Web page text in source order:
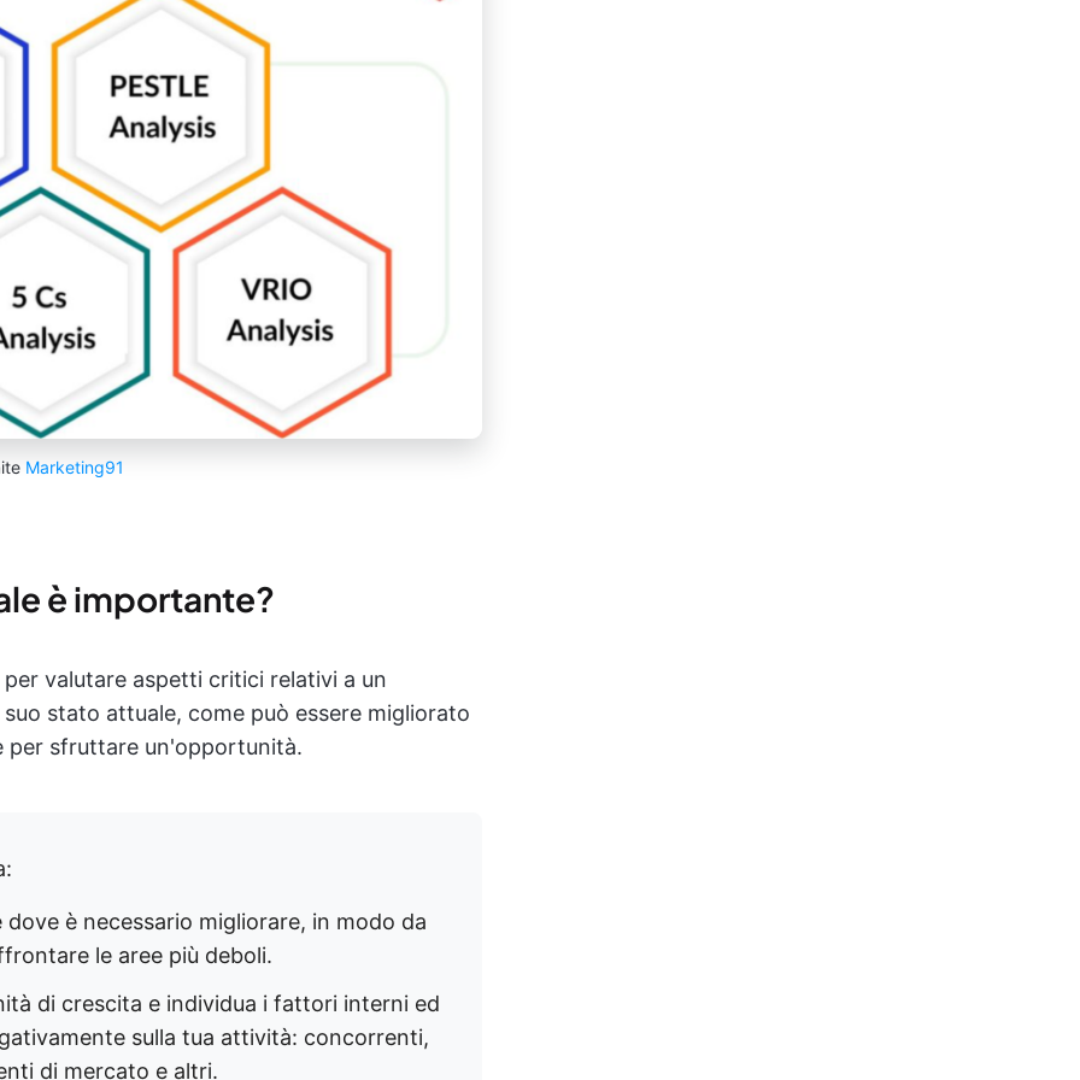
Marketing91
è importante?
valutare aspetti critici relativi a un
stato attuale, come può essere migliorato
per sfruttare un'opportunità.
è necessario migliorare, in modo da
le aree più deboli.
di crescita e individua i fattori interni ed
sulla tua attività: concorrenti,
di mercato e altri.